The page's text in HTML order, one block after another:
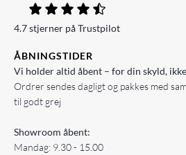
4.7 stjerner på Trustpilot
ÅBNINGSTIDER
Vi holder altid åbent – for din skyld,
Ordrer sendes dagligt og pakkes med
til godt grej
Showroom åbent:
Mandag: 9.30 - 15.00